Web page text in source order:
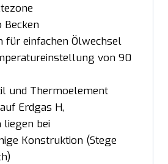
Becken
für einfachen Ölwechsel
von 90
und Thermoelement
Erdgas H,
liegen bei
Konstruktion (Stege